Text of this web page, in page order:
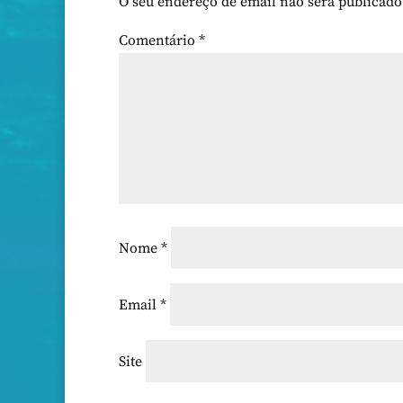
Comentário *
Nome *
Email *
Site